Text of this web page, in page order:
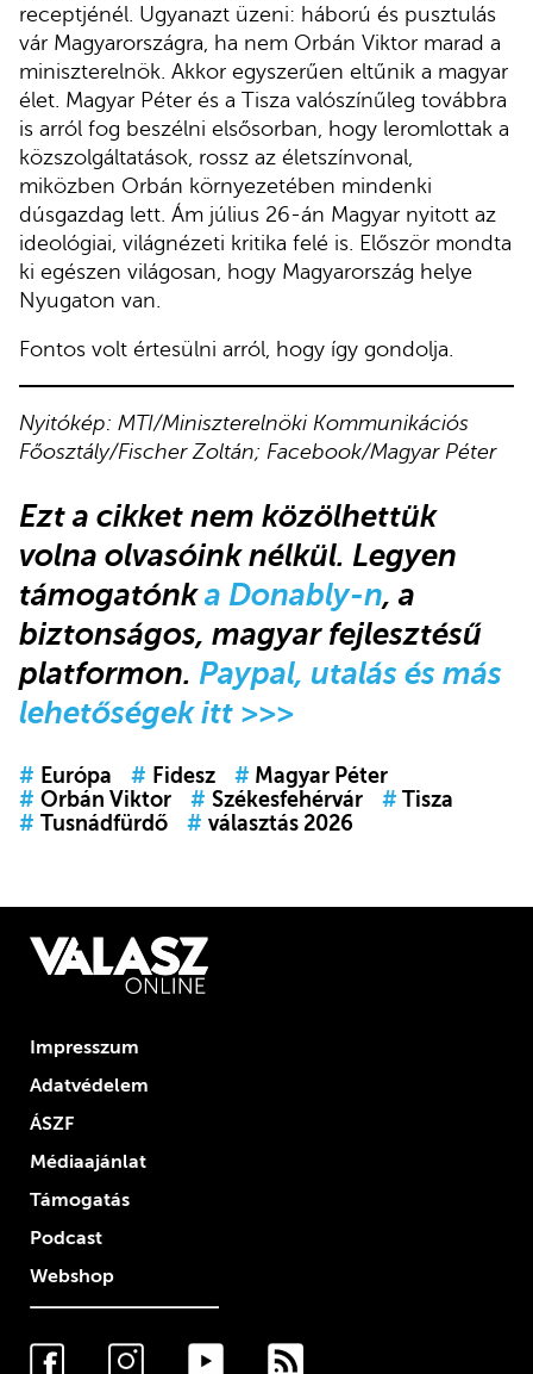
receptjénél. Ugyanazt üzeni: háború és pusztulás
vár Magyarországra, ha nem Orbán Viktor marad a
miniszterelnök. Akkor egyszerűen eltűnik a magyar
élet. Magyar Péter és a Tisza valószínűleg továbbra
is arról fog beszélni elsősorban, hogy leromlottak a
közszolgáltatások, rossz az életszínvonal,
miközben Orbán környezetében mindenki
dúsgazdag lett. Ám július 26-án Magyar nyitott az
ideológiai, világnézeti kritika felé is. Először mondta
ki egészen világosan, hogy Magyarország helye
Nyugaton van.
Fontos volt értesülni arról, hogy így gondolja.
Nyitókép: MTI/Miniszterelnöki Kommunikációs
Főosztály/Fischer Zoltán; Facebook/Magyar Péter
Ezt a cikket nem közölhettük
volna olvasóink nélkül. Legyen
támogatónka Donably-n, a
biztonságos, magyar fejlesztésű
platformon. Paypal, utalás és más
lehetőségek itt >>>
# Európa # Fidesz # Magyar Péter
# Orbán Viktor # Székesfehérvár # Tisza
# Tusnádfürdő # választás 2026
Impresszum
Adatvédelem
ÁSZF
Médiaajánlat
Támogatás
Podcast
Webshop